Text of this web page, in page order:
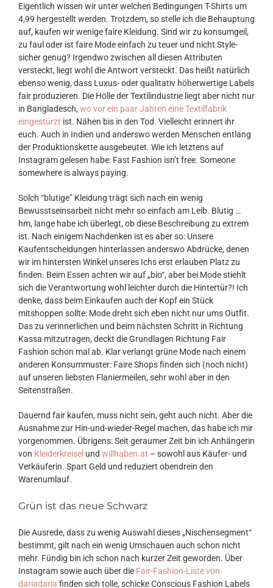
Eigentlich wissen wir unter welchen Bedingungen T-Shirts um
4,99 hergestellt werden. Trotzdem, so stelle ich die Behauptung
auf, kaufen wir wenige faire Kleidung. Sind wir zu konsumgeil,
zu faul oder ist faire Mode einfach zu teuer und nicht Style-
sicher genug? Irgendwo zwischen all diesen Attributen
versteckt, liegt wohl die Antwort versteckt. Das heißt natürlich
ebenso wenig, dass Luxus- oder qualitativ höherwertige Labels
fair produzieren. Die Hölle der Textilindustrie liegt aber nicht nur
in Bangladesch, wo vor ein paar Jahren eine Textilfabrik
eingestürzt ist. Nähen bis in den Tod. Vielleicht erinnert ihr
euch. Auch in Indien und anderswo werden Menschen entlang
der Produktionskette ausgebeutet. Wie ich letztens auf
Instagram gelesen habe: Fast Fashion isn’t free. Someone
somewhere is always paying.
Solch “blutige” Kleidung trägt sich nach ein wenig
Bewusstseinsarbeit nicht mehr so einfach am Leib. Blutig …
hm, lange habe ich überlegt, ob diese Beschreibung zu extrem
ist. Nach einigem Nachdenken ist es aber so: Unsere
Kaufentscheidungen hinterlassen anderswo Abdrücke, denen
wir im hintersten Winkel unseres Ichs erst erlauben Platz zu
finden. Beim Essen achten wir auf „bio“, aber bei Mode stiehlt
sich die Verantwortung wohl leichter durch die Hintertür?! Ich
denke, dass beim Einkaufen auch der Kopf ein Stück
mitshoppen sollte: Mode dreht sich eben nicht nur ums Outfit.
Das zu verinnerlichen und beim nächsten Schritt in Richtung
Kassa mitzutragen, deckt die Grundlagen Richtung Fair
Fashion schon mal ab. Klar verlangt grüne Mode nach einem
anderen Konsummuster: Faire Shops finden sich (noch nicht)
auf unseren liebsten Flaniermeilen, sehr wohl aber in den
Seitenstraßen.
Dauernd fair kaufen, muss nicht sein, geht auch nicht. Aber die
Ausnahme zur Hin-und-wieder-Regel machen, das habe ich mir
vorgenommen. Übrigens: Seit geraumer Zeit bin ich Anhängerin
von Kleiderkreisel und willhaben.at – sowohl aus Käufer- und
Verkäuferin. Spart Geld und reduziert obendrein den
Warenumlauf.
Grün ist das neue Schwarz
Die Ausrede, dass zu wenig Auswahl dieses „Nischensegment“
bestimmt, gilt nach ein wenig Umschauen auch schon nicht
mehr. Fündig bin ich schon nach kurzer Zeit geworden. Über
Instagram sowie auch über die Fair-Fashion-Liste von
dariadaria finden sich tolle, schicke Conscious Fashion Labels